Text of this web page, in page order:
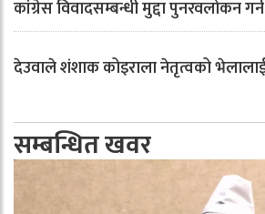
कांग्रेस विवादसम्बन्धी मुद्दा पुनरवलोकन
देउवाले शंशाक कोइराला नेतृत्वको
सम्बन्धित खवर